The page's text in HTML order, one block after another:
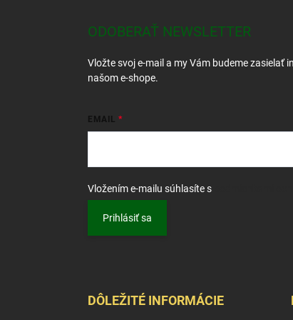
ODOBERAŤ NEWSLETTER
Vložte svoj e-mail a my Vám budeme zasielať
našom e-shope.
EMAIL
Vložením e-mailu súhlasíte s
Prihlásiť sa
DÔLEŽITÉ INFORMÁCIE